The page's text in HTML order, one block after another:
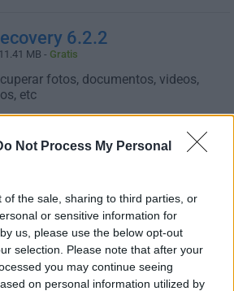
Not Process My Personal
of the sale, sharing to third parties, or
or sensitive information for
us, please use the below opt-out
selection. Please note that after your
you may continue seeing
on personal information utilized by
6.2.2
MB - Gratis
fotos, documentos, videos,
etc
Portable 6.2.2
MB -